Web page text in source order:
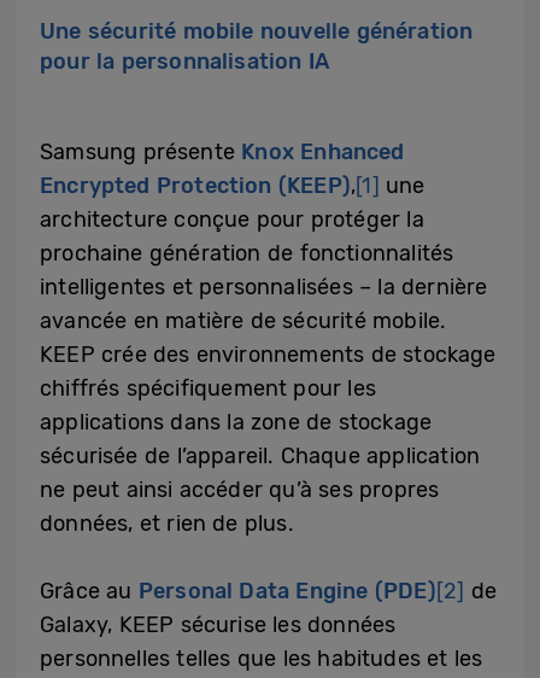
Une sécurité mobile nouvelle génération
pour la personnalisation IA
Samsung présente Knox Enhanced
Encrypted Protection (KEEP),[1] une
architecture conçue pour protéger la
prochaine génération de fonctionnalités
intelligentes et personnalisées – la dernière
avancée en matière de sécurité mobile.
KEEP crée des environnements de stockage
chiffrés spécifiquement pour les
applications dans la zone de stockage
sécurisée de l’appareil. Chaque application
ne peut ainsi accéder qu’à ses propres
données, et rien de plus.
Grâce au Personal Data Engine (PDE)[2] de
Galaxy, KEEP sécurise les données
personnelles telles que les habitudes et les